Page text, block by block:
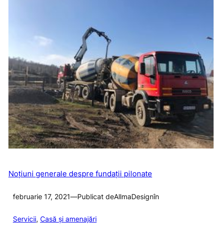
Noţiuni generale despre fundaţii pilonate
februarie 17, 2021—Publicat deAllmaDesignîn
Servicii, Casă și amenajări